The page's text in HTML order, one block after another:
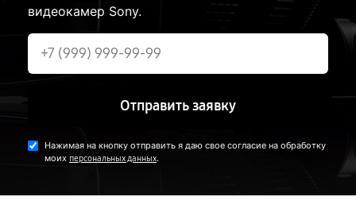
видеокамер Sony.
Отправить заявку
Нажимая на кнопку отправить я даю свое согласие на обработку
моих персональных данных.